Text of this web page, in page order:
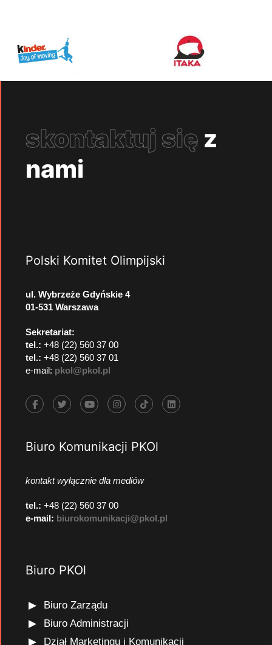
skontaktuj się z
nami
Polski Komitet Olimpijski
ul. Wybrzeże Gdyńskie 4
01-531 Warszawa
Sekretariat:
tel.: +48 (22) 560 37 00
tel.: +48 (22) 560 37 01
e-mail: pkol@pkol.pl
Biuro Komunikacji PKOl
kontakt wyłącznie dla mediów
tel.: +48 (22) 560 37 00
e-mail: biurokomunikacji@pkol.pl
Biuro PKOl
Biuro Zarządu
Biuro Administracji
Dział Marketingu i Komunikacji